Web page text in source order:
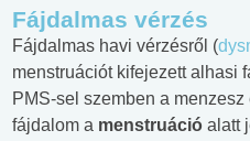
Fájdalmas vérzés
Fájdalmas havi vérzésről (
menstruációt kifejezett alhasi
PMS-sel szemben a
fájdalom a menstruáció alatt